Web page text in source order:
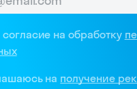
на обработку
на получение